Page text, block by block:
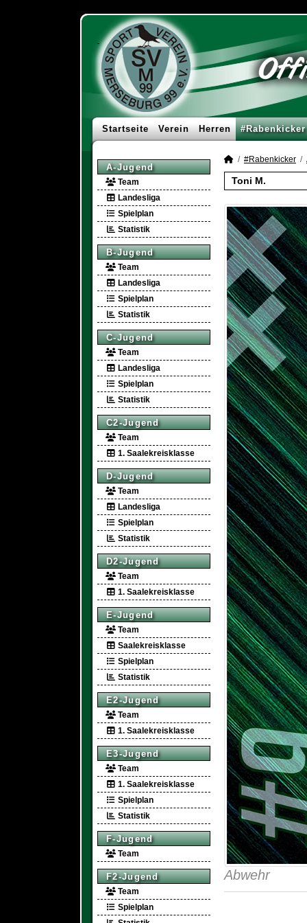
Startseite Verein Herren #Rabenkicker
A-Jugend
Team
Landesliga
Spielplan
Statistik
B-Jugend
Team
Landesliga
Spielplan
Statistik
C-Jugend
Team
Landesliga
Spielplan
Statistik
C2-Jugend
Team
1. Saalekreisklasse
D-Jugend
Team
Landesliga
Spielplan
Statistik
D2-Jugend
Team
1. Saalekreisklasse
E-Jugend
Team
Saalekreisklasse
Spielplan
Statistik
E2-Jugend
Team
1. Saalekreisklasse
E3-Jugend
Team
1. Saalekreisklasse
Spielplan
Statistik
F-Jugend
Team
F2-Jugend
Team
Spielplan
#Rabenkicker
Toni M.
Abwehr